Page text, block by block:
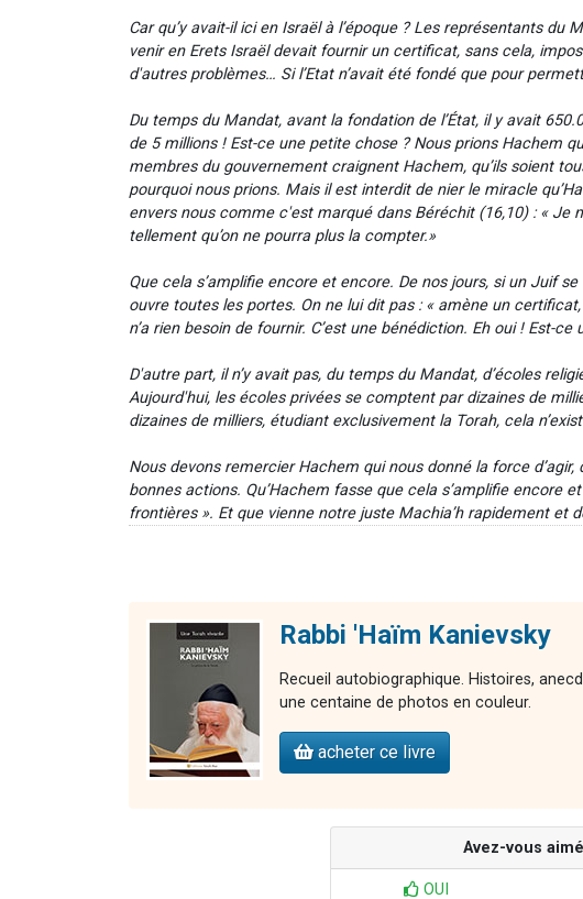
Car qu’y avait-il ici en Israël à l’époque ? Les représentants
venir en Erets Israël devait fournir un certificat, sans cela,
d'autres problèmes… Si l’Etat n’avait été fondé que pour
Du temps du Mandat, avant la fondation de l’État, il y avait
de 5 millions ! Est-ce une petite chose ? Nous prions Hachem
membres du gouvernement craignent Hachem, qu’ils soient
pourquoi nous prions. Mais il est interdit de nier le miracle
envers nous comme c'est marqué dans Béréchit (16,10) : « Je
tellement qu’on ne pourra plus la compter.»
Que cela s’amplifie encore et encore. De nos jours, si un Juif
ouvre toutes les portes. On ne lui dit pas : « amène un
n’a rien besoin de fournir. C’est une bénédiction. Eh oui ! Est-
D'autre part, il n’y avait pas, du temps du Mandat, d’écoles
Aujourd'hui, les écoles privées se comptent par dizaines de
dizaines de milliers, étudiant exclusivement la Torah, cela
Nous devons remercier Hachem qui nous donné la force
bonnes actions. Qu’Hachem fasse que cela s’amplifie encore
frontières ». Et que vienne notre juste Machia’h rapidement et
Rabbi 'Haïm Kanievsky
Recueil autobiographique. Histoires,
une centaine de photos en couleur.
acheter ce livre
Avez-vous
OUI